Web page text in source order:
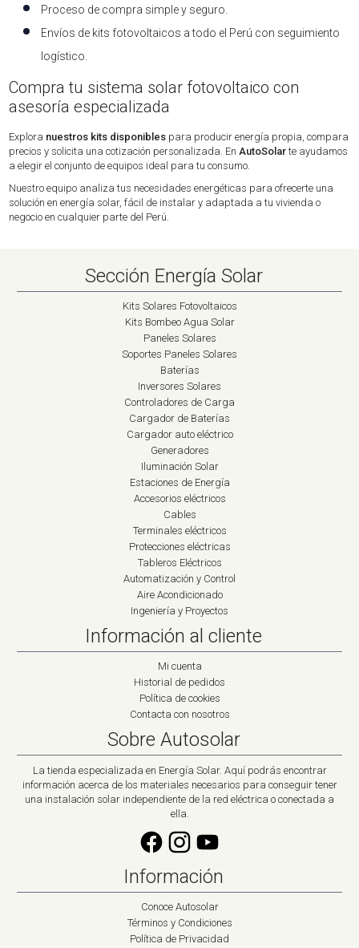
Proceso de compra simple y seguro.
Envíos de kits fotovoltaicos a todo el Perú con seguimiento
logístico.
Compra tu sistema solar fotovoltaico con
asesoría especializada
Explora nuestros kits disponibles para producir energía propia, compara
precios y solicita una cotización personalizada. En AutoSolarte ayudamos
a elegir el conjunto de equipos ideal para tu consumo.
Nuestro equipo analiza tus necesidades energéticas para ofrecerte una
solución en energía solar, fácil de instalar y adaptada a tu vivienda o
negocio en cualquier parte del Perú.
Sección Energía Solar
Kits Solares Fotovoltaicos
Kits Bombeo Agua Solar
Paneles Solares
Soportes Paneles Solares
Baterías
Inversores Solares
Controladores de Carga
Cargador de Baterías
Cargador auto eléctrico
Generadores
Iluminación Solar
Estaciones de Energía
Accesorios eléctricos
Cables
Terminales eléctricos
Protecciones eléctricas
Tableros Eléctricos
Automatización y Control
Aire Acondicionado
Ingeniería y Proyectos
Información al cliente
Mi cuenta
Historial de pedidos
Política de cookies
Contacta con nosotros
Sobre Autosolar
La tienda especializada en Energía Solar. Aquí podrás encontrar
información acerca de los materiales necesarios para conseguir tener
una instalación solar independiente de la red eléctrica o conectada a
ella.
Información
Conoce Autosolar
Términos y Condiciones
Política de Privacidad